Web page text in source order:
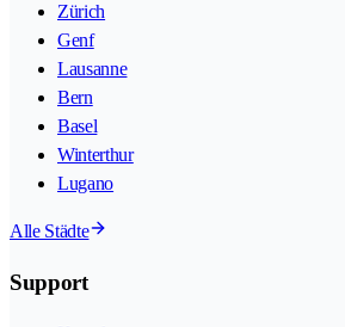
Zürich
Genf
Lausanne
Bern
Basel
Winterthur
Lugano
Alle Städte
Support